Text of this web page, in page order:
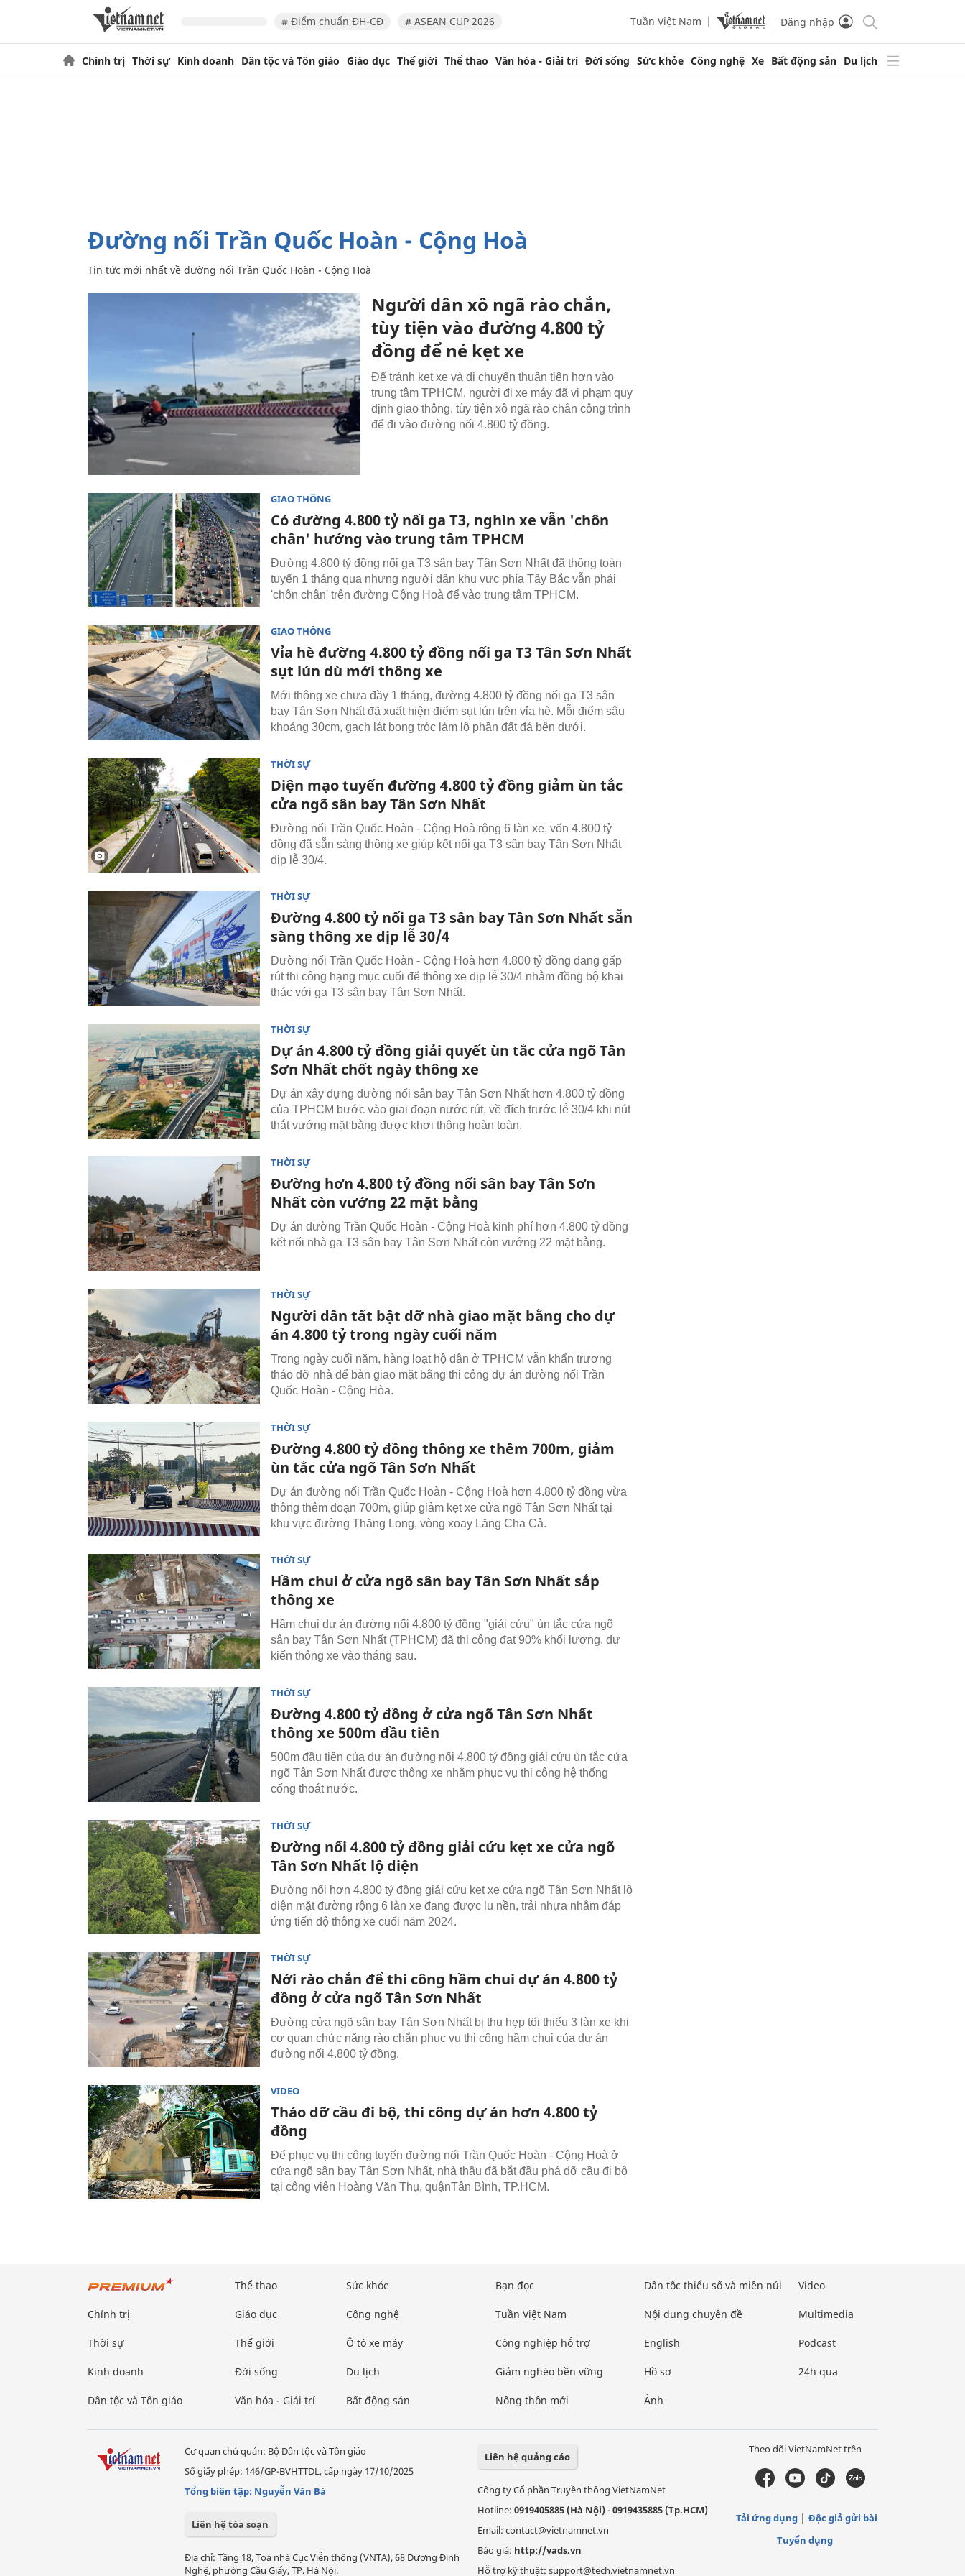
# Điểm chuẩn ĐH-CĐ # ASEAN CUP 2026 Tuần Việt Nam Đăng nhập
Chính trị Thời sự Kinh doanh Dân tộc và Tôn giáo Giáo dục Thế giới Thể thao Văn hóa - Giải trí Đời sống Sức khỏe Công nghệ Xe Bất động sản Du lịch
đường nối Trần Quốc Hoàn - Cộng Hoà
Tin tức mới nhất về đường nối Trần Quốc Hoàn - Cộng Hoà
Người dân xô ngã rào chắn,
tùy tiện vào đường 4.800 tỷ
đồng để né kẹt xe
Để tránh kẹt xe và di chuyển thuận tiện hơn vào
trung tâm TPHCM, người đi xe máy đã vi phạm quy
định giao thông, tùy tiện xô ngã rào chắn công trình
để đi vào đường nối 4.800 tỷ đồng.
GIAO THÔNG
Có đường 4.800 tỷ nối ga T3, nghìn xe vẫn 'chôn
chân' hướng vào trung tâm TPHCM
Đường 4.800 tỷ đồng nối ga T3 sân bay Tân Sơn Nhất đã thông toàn
tuyến 1 tháng qua nhưng người dân khu vực phía Tây Bắc vẫn phải
'chôn chân' trên đường Cộng Hoà để vào trung tâm TPHCM.
GIAO THÔNG
Vỉa hè đường 4.800 tỷ đồng nối ga T3 Tân Sơn Nhất
sụt lún dù mới thông xe
Mới thông xe chưa đầy 1 tháng, đường 4.800 tỷ đồng nối ga T3 sân
bay Tân Sơn Nhất đã xuất hiện điểm sụt lún trên vỉa hè. Mỗi điểm sâu
khoảng 30cm, gạch lát bong tróc làm lộ phần đất đá bên dưới.
THỜI SỰ
Diện mạo tuyến đường 4.800 tỷ đồng giảm ùn tắc
cửa ngõ sân bay Tân Sơn Nhất
Đường nối Trần Quốc Hoàn - Cộng Hoà rộng 6 làn xe, vốn 4.800 tỷ
đồng đã sẵn sàng thông xe giúp kết nối ga T3 sân bay Tân Sơn Nhất
dịp lễ 30/4.
THỜI SỰ
Đường 4.800 tỷ nối ga T3 sân bay Tân Sơn Nhất sẵn
sàng thông xe dịp lễ 30/4
Đường nối Trần Quốc Hoàn - Cộng Hoà hơn 4.800 tỷ đồng đang gấp
rút thi công hạng mục cuối để thông xe dịp lễ 30/4 nhằm đồng bộ khai
thác với ga T3 sân bay Tân Sơn Nhất.
THỜI SỰ
Dự án 4.800 tỷ đồng giải quyết ùn tắc cửa ngõ Tân
Sơn Nhất chốt ngày thông xe
Dự án xây dựng đường nối sân bay Tân Sơn Nhất hơn 4.800 tỷ đồng
của TPHCM bước vào giai đoạn nước rút, về đích trước lễ 30/4 khi nút
thắt vướng mặt bằng được khơi thông hoàn toàn.
THỜI SỰ
Đường hơn 4.800 tỷ đồng nối sân bay Tân Sơn
Nhất còn vướng 22 mặt bằng
Dự án đường Trần Quốc Hoàn - Cộng Hoà kinh phí hơn 4.800 tỷ đồng
kết nối nhà ga T3 sân bay Tân Sơn Nhất còn vướng 22 mặt bằng.
THỜI SỰ
Người dân tất bật dỡ nhà giao mặt bằng cho dự
án 4.800 tỷ trong ngày cuối năm
Trong ngày cuối năm, hàng loạt hộ dân ở TPHCM vẫn khẩn trương
tháo dỡ nhà để bàn giao mặt bằng thi công dự án đường nối Trần
Quốc Hoàn - Cộng Hòa.
THỜI SỰ
Đường 4.800 tỷ đồng thông xe thêm 700m, giảm
ùn tắc cửa ngõ Tân Sơn Nhất
Dự án đường nối Trần Quốc Hoàn - Cộng Hoà hơn 4.800 tỷ đồng vừa
thông thêm đoạn 700m, giúp giảm kẹt xe cửa ngõ Tân Sơn Nhất tại
khu vực đường Thăng Long, vòng xoay Lăng Cha Cả.
THỜI SỰ
Hầm chui ở cửa ngõ sân bay Tân Sơn Nhất sắp
thông xe
Hầm chui dự án đường nối 4.800 tỷ đồng "giải cứu" ùn tắc cửa ngõ
sân bay Tân Sơn Nhất (TPHCM) đã thi công đạt 90% khối lượng, dự
kiến thông xe vào tháng sau.
THỜI SỰ
Đường 4.800 tỷ đồng ở cửa ngõ Tân Sơn Nhất
thông xe 500m đầu tiên
500m đầu tiên của dự án đường nối 4.800 tỷ đồng giải cứu ùn tắc cửa
ngõ Tân Sơn Nhất được thông xe nhằm phục vụ thi công hệ thống
cống thoát nước.
THỜI SỰ
Đường nối 4.800 tỷ đồng giải cứu kẹt xe cửa ngõ
Tân Sơn Nhất lộ diện
Đường nối hơn 4.800 tỷ đồng giải cứu kẹt xe cửa ngõ Tân Sơn Nhất lộ
diện mặt đường rộng 6 làn xe đang được lu nền, trải nhựa nhằm đáp
ứng tiến độ thông xe cuối năm 2024.
THỜI SỰ
Nới rào chắn để thi công hầm chui dự án 4.800 tỷ
đồng ở cửa ngõ Tân Sơn Nhất
Đường cửa ngõ sân bay Tân Sơn Nhất bị thu hẹp tối thiểu 3 làn xe khi
cơ quan chức năng rào chắn phục vụ thi công hầm chui của dự án
đường nối 4.800 tỷ đồng.
VIDEO
Tháo dỡ cầu đi bộ, thi công dự án hơn 4.800 tỷ
đồng
Để phục vụ thi công tuyến đường nối Trần Quốc Hoàn - Cộng Hoà ở
cửa ngõ sân bay Tân Sơn Nhất, nhà thầu đã bắt đầu phá dỡ cầu đi bộ
tại công viên Hoàng Văn Thụ, quậnTân Bình, TP.HCM.
Chính trị
Thời sự
Kinh doanh
Dân tộc và Tôn giáo
Thể thao
Giáo dục
Thế giới
Đời sống
Văn hóa - Giải trí
Sức khỏe
Công nghệ
Ô tô xe máy
Du lịch
Bất động sản
Bạn đọc
Tuần Việt Nam
Công nghiệp hỗ trợ
Giảm nghèo bền vững
Nông thôn mới
Dân tộc thiểu số và miền núi
Nội dung chuyên đề
English
Hồ sơ
Ảnh
Video
Multimedia
Podcast
24h qua
Cơ quan chủ quản: Bộ Dân tộc và Tôn giáo
Số giấy phép: 146/GP-BVHTTDL, cấp ngày 17/10/2025
Tổng biên tập: Nguyễn Văn Bá
Liên hệ tòa soạn
Địa chỉ: Tầng 18, Toà nhà Cục Viễn thông (VNTA), 68 Dương Đình
Nghệ, phường Cầu Giấy, TP. Hà Nội.
Liên hệ quảng cáo
Công ty Cổ phần Truyền thông VietNamNet
Hotline: 0919405885 (Hà Nội)-0919435885 (Tp.HCM)
Email: contact@vietnamnet.vn
Báo giá: http://vads.vn
Hỗ trợ kỹ thuật: support@tech.vietnamnet.vn
Theo dõi VietNamNet trên
Tải ứng dụng
Độc giả gửi bài
Tuyển dụng